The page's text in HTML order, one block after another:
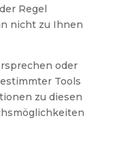
Regel
nicht zu Ihnen
oder
Tools
zu diesen